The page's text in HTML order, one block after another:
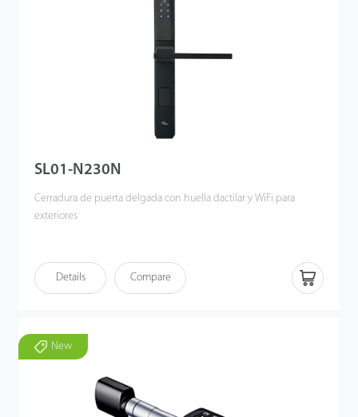
SL01-N230N
Cerradura de puertadelgadacon huella dactilar y WiFi para
exteriores
Details Compare
New